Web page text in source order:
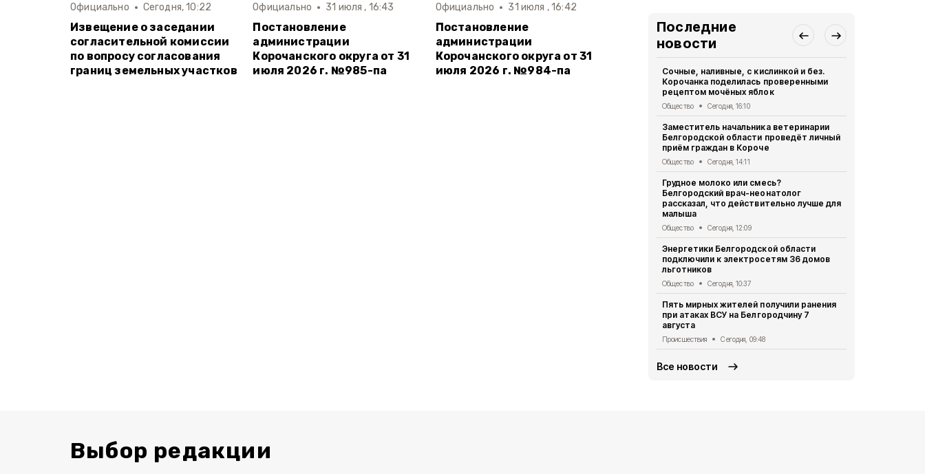
Официально Сегодня, 10:22
Извещение о заседании
согласительной комиссии
по вопросу согласования
границ земельных участков
Официально 31 июля , 16:43
Постановление
администрации
Корочанского округа от 31
июля 2026 г. №985-па
Официально 31 июля , 16:42
Постановление
администрации
Корочанского округа от 31
июля 2026 г. №984-па
Последние
новости
Сочные, наливные, с кислинкой и без.
Корочанка поделилась проверенными
рецептом мочёных яблок
Общество Сегодня, 16:10
Заместитель начальника ветеринарии
Белгородской области проведёт личный
приём граждан в Короче
Общество Сегодня, 14:11
Грудное молоко или смесь?
Белгородский врач-неонатолог
рассказал, что действительно лучше для
малыша
Общество Сегодня, 12:09
Энергетики Белгородской области
подключили к электросетям 36 домов
льготников
Общество Сегодня, 10:37
Пять мирных жителей получили ранения
при атаках ВСУ на Белгородчину 7
августа
Происшествия Сегодня, 09:48
Все новости
Выбор редакции